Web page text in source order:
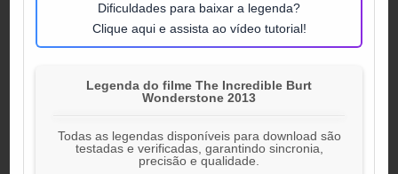
Dificuldades para baixar a legenda?
Clique aqui e assista ao vídeo tutorial!
Legenda do filme The Incredible Burt
Wonderstone 2013
Todas as legendas disponíveis para download são
testadas e verificadas, garantindo sincronia,
precisão e qualidade.